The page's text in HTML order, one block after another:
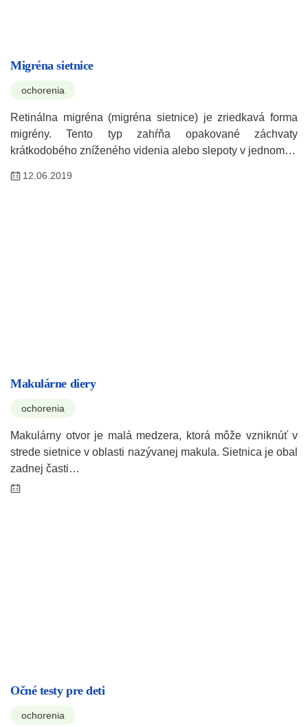
Migréna sietnice
ochorenia
Retinálna migréna (migréna sietnice) je zriedkavá forma
migrény. Tento typ zahŕňa opakované záchvaty
krátkodobého zníženého videnia alebo slepoty v jednom…
12.06.2019
Makulárne diery
ochorenia
Makulárny otvor je malá medzera, ktorá môže vzniknúť v
strede sietnice v oblasti nazývanej makula. Sietnica je obal
zadnej časti…
Očné testy pre deti
ochorenia